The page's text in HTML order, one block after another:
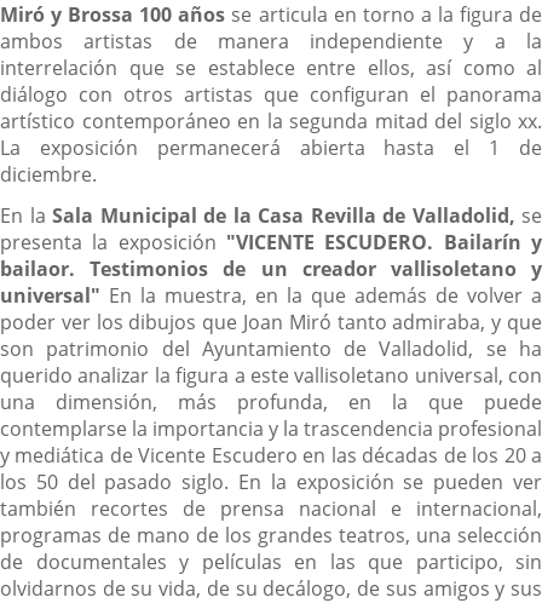
Miró y Brossa 100 años se articula en torno a la figura de
ambos artistas de manera independiente y a la
interrelación que se establece entre ellos, así como al
diálogo con otros artistas que configuran el panorama
artístico contemporáneo en la segunda mitad del siglo xx.
La exposición permanecerá abierta hasta el 1 de
diciembre.
En la Sala Municipal de la Casa Revilla de Valladolid, se
presenta la exposición "VICENTE ESCUDERO. Bailarín y
bailaor. Testimonios de un creador vallisoletano y
universal" En la muestra, en la que además de volver a
poder ver los dibujos que Joan Miró tanto admiraba, y que
son patrimonio del Ayuntamiento de Valladolid, se ha
querido analizar la figura a este vallisoletano universal, con
una dimensión, más profunda, en la que puede
contemplarse la importancia y la trascendencia profesional
y mediática de Vicente Escudero en las décadas de los 20 a
los 50 del pasado siglo. En la exposición se pueden ver
también recortes de prensa nacional e internacional,
programas de mano de los grandes teatros, una selección
de documentales y películas en las que participo, sin
olvidarnos de su vida, de su decálogo, de sus amigos y sus